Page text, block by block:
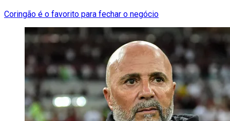
Coringão é o favorito para fechar o negócio